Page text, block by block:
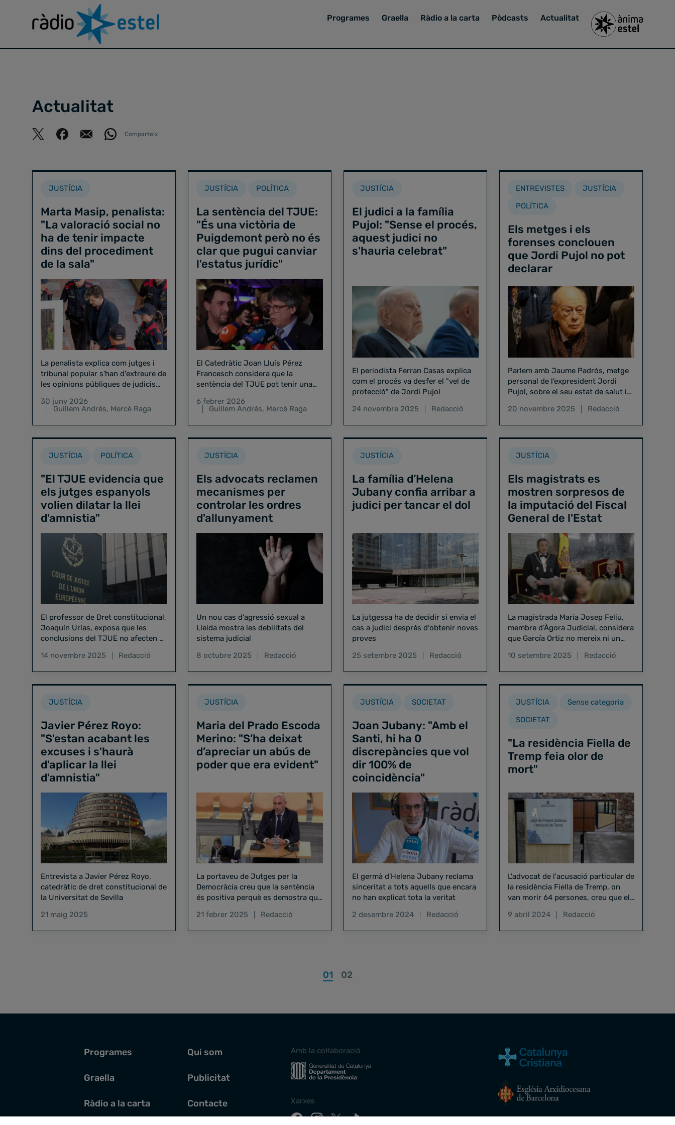
Programes Graella Ràdio a la carta Pòdcasts Actualitat
Actualitat
Comparteix
JUSTÍCIA
Marta Masip, penalista:
"La valoració social no
ha de tenir impacte
dins del procediment
de la sala"
La penalista explica com jutges i
tribunal popular s'han d'extreure de
les opinions públiques de judicis
30 juny 2026
Guillem Andrés, Mercè Raga
JUSTÍCIA POLÍTICA
La sentència del TJUE:
"És una victòria de
Puigdemont però no és
clar que pugui canviar
l'estatus jurídic"
El Catedràtic Joan Lluís Pérez
Francesch considera que la
sentència del TJUE pot tenir una
6 febrer 2026
Guillem Andrés, Mercè Raga
JUSTÍCIA
El judici a la família
Pujol: "Sense el procés,
aquest judici no
s'hauria celebrat"
El periodista Ferran Casas explica
com el procés va desfer el "vel de
protecció" de Jordi Pujol
24 novembre 2025
Redacció
ENTREVISTES
JUSTÍCIA
POLÍTICA
Els metges i els
forenses conclouen
que Jordi Pujol no pot
declarar
Parlem amb Jaume Padrós, metge
personal de l’expresident Jordi
Pujol, sobre el seu estat de salut i
20 novembre 2025 Redacció
JUSTÍCIA POLÍTICA
"El TJUE evidencia que
els jutges espanyols
volien dilatar la llei
d'amnistia"
El professor de Dret constitucional,
Joaquín Urías, exposa que les
conclusions del TJUE no afecten al
14 novembre 2025 Redacció
JUSTÍCIA
Els advocats reclamen
mecanismes per
controlar les ordres
d'allunyament
Un nou cas d'agressió sexual a
Lleida mostra les debilitats del
sistema judicial
8 octubre 2025
Redacció
JUSTÍCIA
La família d’Helena
Jubany confia arribar a
judici per tancar el dol
La jutgessa ha de decidir si envia el
cas a judici després d'obtenir noves
proves
25 setembre 2025
Redacció
JUSTÍCIA
Els magistrats es
mostren sorpresos de
la imputació del Fiscal
General de l'Estat
La magistrada Maria Josep Feliu,
membre d’Àgora Judicial, considera
que García Ortiz no mereix ni un
10 setembre 2025 Redacció
JUSTÍCIA
Javier Pérez Royo:
"S'estan acabant les
excuses i s'haurà
d'aplicar la llei
d'amnistia"
Entrevista a Javier Pérez Royo,
catedràtic de dret constitucional de
la Universitat de Sevilla
21 maig 2025
JUSTÍCIA
Maria del Prado Escoda
Merino: "S’ha deixat
d’apreciar un abús de
poder que era evident"
La portaveu de Jutges per la
Democràcia creu que la sentència
és positiva perquè es demostra que
hauria d’haver sigut més elevada
21 febrer 2025 Redacció
JUSTÍCIA SOCIETAT
Joan Jubany: "Amb el
Santi, hi ha 0
discrepàncies que vol
dir 100% de
coincidència"
El germà d'Helena Jubany reclama
sinceritat a tots aquells que encara
no han explicat tota la veritat
2 desembre 2024
Redacció
JUSTÍCIA
Sense categoria
SOCIETAT
"La residència Fiella de
Tremp feia olor de
mort"
L'advocat de l'acusació particular de
la residència Fiella de Tremp, on
van morir 64 persones, creu que el
9 abril 2024 Redacció
01 02
Programes
Graella
Ràdio a la carta
Qui som
Publicitat
Contacte
Amb la col·laboració
Xarxes